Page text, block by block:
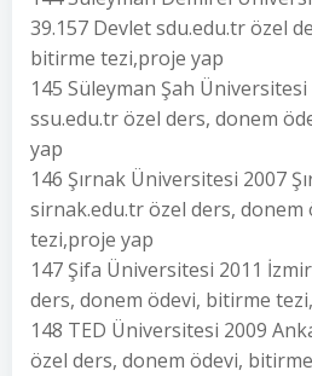
39.157 Devlet sdu.edu.tr özel
bitirme tezi,proje yap
145 Süleyman Şah
ssu.edu.tr özel ders, donem
yap
146 Şırnak Üniversitesi 2007
sirnak.edu.tr özel ders, donem
tezi,proje yap
147 Şifa Üniversitesi 2011
ders, donem ödevi, bitirme
148 TED Üniversitesi 2009
özel ders, donem ödevi,